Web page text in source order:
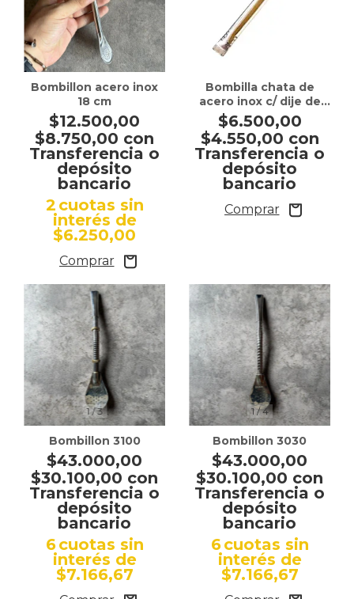
Bombillon acero inox
18 cm
$12.500,00
$8.750,00 con
Transferencia o
depósito
bancario
2 cuotas sin
interés de
$6.250,00
Bombilla chata de
acero inox c/ dije de
bronce 18 cm
$6.500,00
$4.550,00 con
Transferencia o
depósito
bancario
1/3
Bombillon 3100
$43.000,00
$30.100,00 con
Transferencia o
depósito
bancario
6cuotas sin
interés de
$7.166,67
1/4
Bombillon 3030
$43.000,00
$30.100,00 con
Transferencia o
depósito
bancario
6cuotas sin
interés de
$7.166,67